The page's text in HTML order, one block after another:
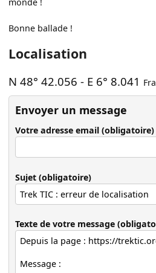
monde !
Bonne ballade !
Localisation
N 48° 42.056 - E 6° 8.041
Envoyer un message
Votre adresse email (obligatoire)
Sujet (obligatoire)
Texte de votre message